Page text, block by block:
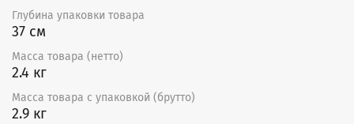
Глубина упаковки товара
37 см
Масса товара (нетто)
2.4 кг
Масса товара с упаковкой (брутто)
2.9 кг